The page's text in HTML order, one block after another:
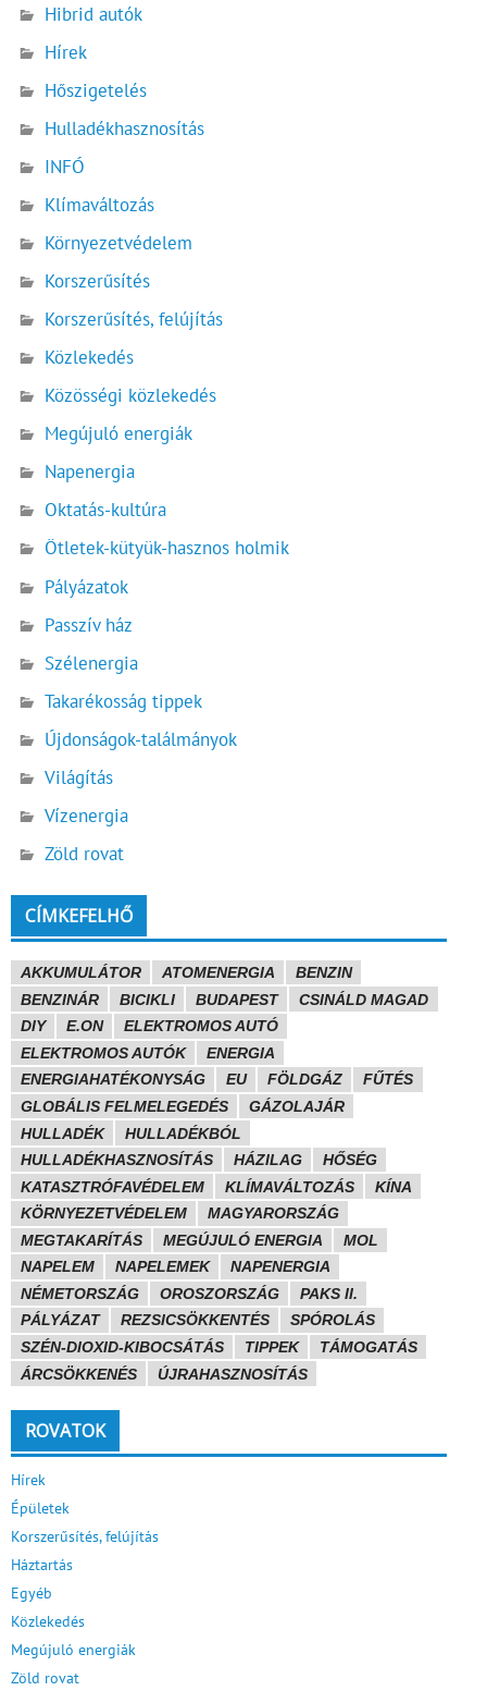
Hibrid autók
Hírek
Hőszigetelés
Hulladékhasznosítás
INFÓ
Klímaváltozás
Környezetvédelem
Korszerűsítés
Korszerűsítés, felújítás
Közlekedés
Közösségi közlekedés
Megújuló energiák
Napenergia
Oktatás-kultúra
Ötletek-kütyük-hasznos holmik
Pályázatok
Passzív ház
Szélenergia
Takarékosság tippek
Újdonságok-találmányok
Világítás
Vízenergia
Zöld rovat
CÍMKEFELHŐ
AKKUMULÁTOR ATOMENERGIA
BENZIN
BENZINÁR
BICIKLI BUDAPEST
CSINÁLD MAGAD
DIY
E.ON
ELEKTROMOS AUTÓ
ELEKTROMOS AUTÓK
ENERGIA
ENERGIAHATÉKONYSÁG
EU FÖLDGÁZ
FŰTÉS
GLOBÁLIS FELMELEGEDÉS
GÁZOLAJÁR
HULLADÉK
HULLADÉKBÓL
HULLADÉKHASZNOSÍTÁS
HÁZILAG
HŐSÉG
KATASZTRÓFAVÉDELEM
KLÍMAVÁLTOZÁS
KÍNA
KÖRNYEZETVÉDELEM
MAGYARORSZÁG
MEGTAKARÍTÁS
MEGÚJULÓ ENERGIA
MOL
NAPELEM
NAPELEMEK
NAPENERGIA
NÉMETORSZÁG
OROSZORSZÁG
PAKS II.
PÁLYÁZAT
REZSICSÖKKENTÉS
SPÓROLÁS
SZÉN-DIOXID-KIBOCSÁTÁS
TIPPEK
TÁMOGATÁS
ÁRCSÖKKENÉS
ÚJRAHASZNOSÍTÁS
ROVATOK
Hírek
Épületek
Korszerűsítés, felújítás
Háztartás
Egyéb
Közlekedés
Megújuló energiák
Zöld rovat